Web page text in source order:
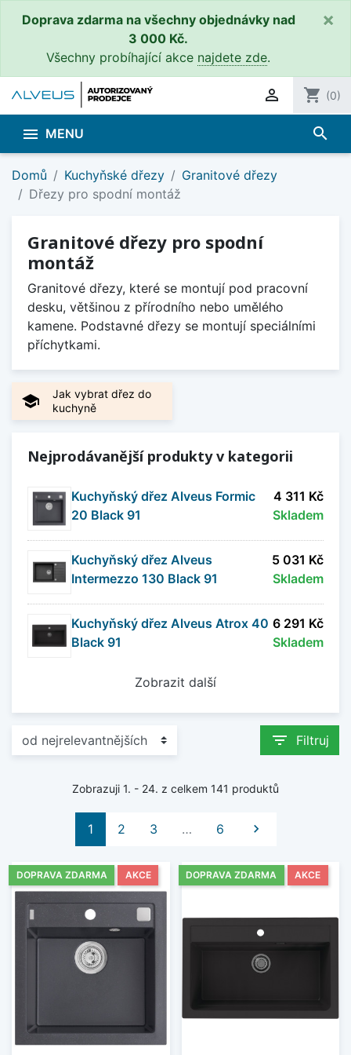
Doprava zdarma na všechny objednávky nad
3 000 Kč.
Všechny probíhající akce najdete zde.
×
 shopping_cart (0)
 MENU search
Domů Kuchyňské dřezy
Granitové dřezy
Dřezy pro spodní montáž
Granitové dřezy pro spodní
montáž
Granitové dřezy, které se montují pod pracovní
desku, většinou z přírodního nebo umělého
kamene. Podstavné dřezy se montují speciálními
příchytkami.
school
Jak vybrat dřez do
kuchyně
Nejprodávanější produkty v kategorii
Kuchyňský dřez Alveus Formic
20 Black 91
4 311 Kč
Skladem
Kuchyňský dřez Alveus
Intermezzo 130 Black 91
5 031 Kč
Skladem
Kuchyňský dřez Alveus Atrox 40
Black 91
6 291 Kč
Skladem
Zobrazit další
filter_list Filtruj
Zobrazuji 1. - 24. z celkem 141 produktů
1 2 3 … 6 Další

DOPRAVA ZDARMA AKCE DOPRAVA ZDARMA AKCE